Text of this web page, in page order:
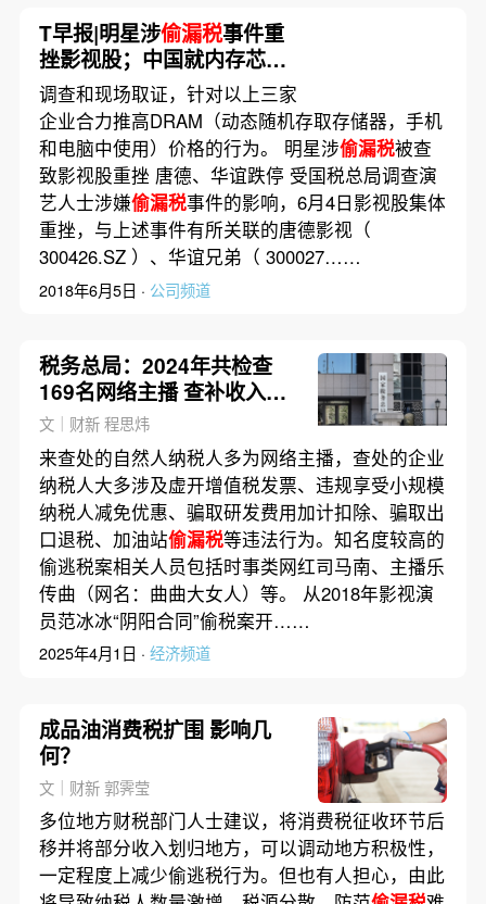
T早报|明星涉偷漏税事件重
挫影视股；中国就内存芯片
垄断展开调查
调查和现场取证，针对以上三家
企业合力推高DRAM（动态随机存取存储器，手机
和电脑中使用）价格的行为。 明星涉偷漏税被查
致影视股重挫 唐德、华谊跌停 受国税总局调查演
艺人士涉嫌偷漏税事件的影响，6月4日影视股集体
重挫，与上述事件有所关联的唐德影视（
300426.SZ ）、华谊兄弟（ 300027……
2018年6月5日 · 公司频道
税务总局：2024年共检查
169名网络主播 查补收入近9
亿元
文｜财新 程思炜
来查处的自然人纳税人多为网络主播，查处的企业
纳税人大多涉及虚开增值税发票、违规享受小规模
纳税人减免优惠、骗取研发费用加计扣除、骗取出
口退税、加油站偷漏税等违法行为。知名度较高的
偷逃税案相关人员包括时事类网红司马南、主播乐
传曲（网名：曲曲大女人）等。 从2018年影视演
员范冰冰“阴阳合同”偷税案开……
2025年4月1日 · 经济频道
成品油消费税扩围 影响几
何？
文｜财新 郭霁莹
多位地方财税部门人士建议，将消费税征收环节后
移并将部分收入划归地方，可以调动地方积极性，
一定程度上减少偷逃税行为。但也有人担心，由此